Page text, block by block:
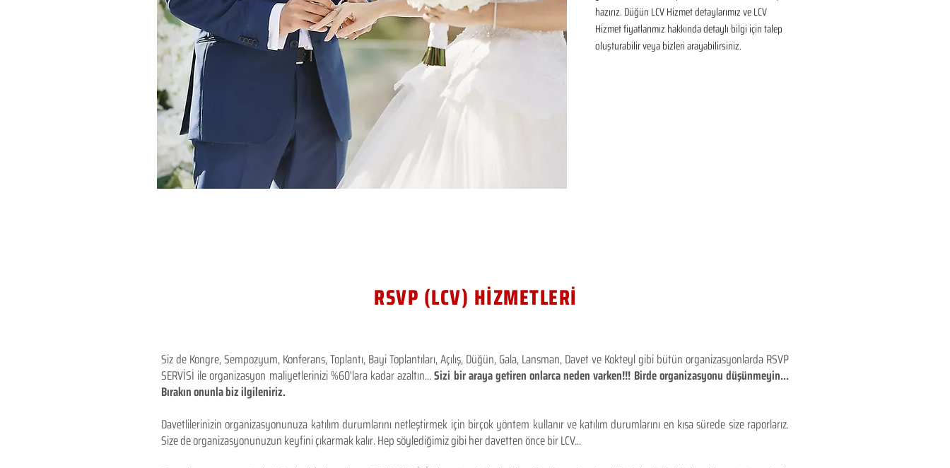
hazırız. Düğün LCV Hizmet detaylarımız ve LCV
Hizmet fiyatlarımız hakkında detaylı bilgi için talep
oluşturabilir veya bizleri arayabilirsiniz.
RSVP (LCV) HİZMETLERİ
Siz de Kongre, Sempozyum, Konferans, Toplantı, Bayi Toplantıları, Açılış, Düğün, Gala, Lansman, Davet ve Kokteyl gibi bütün organizasyonlarda RSVP
SERVİSİ ile organizasyon maliyetlerinizi %60'lara kadar azaltın...Sizi bir araya getiren onlarca neden varken!!! Birde organizasyonu düşünmeyin...
Bırakın onunla biz ilgileniriz.
Davetlilerinizin organizasyonunuza katılım durumlarını netleştirmek için birçok yöntem kullanır ve katılım durumlarını en kısa sürede size raporlarız.
Size de organizasyonunuzun keyfini çıkarmak kalır. Hep söylediğimiz gibi her davetten önce bir LCV...